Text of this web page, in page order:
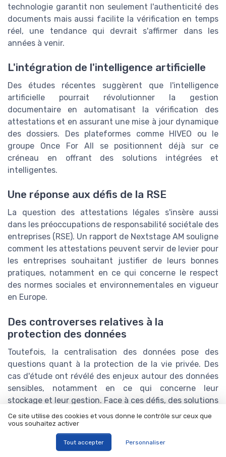
technologie garantit non seulement l'authenticité des
documents mais aussi facilite la vérification en temps
réel, une tendance qui devrait s'affirmer dans les
années à venir.
L'intégration de l'intelligence artificielle
Des études récentes suggèrent que l'intelligence
artificielle pourrait révolutionner la gestion
documentaire en automatisant la vérification des
attestations et en assurant une mise à jour dynamique
des dossiers. Des plateformes comme HIVEO ou le
groupe Once For All se positionnent déjà sur ce
créneau en offrant des solutions intégrées et
intelligentes.
Une réponse aux défis de la RSE
La question des attestations légales s'insère aussi
dans les préoccupations de responsabilité sociétale des
entreprises (RSE). Un rapport de Nextstage AM souligne
comment les attestations peuvent servir de levier pour
les entreprises souhaitant justifier de leurs bonnes
pratiques, notamment en ce qui concerne le respect
des normes sociales et environnementales en vigueur
en Europe.
Des controverses relatives à la
protection des données
Toutefois, la centralisation des données pose des
questions quant à la protection de la vie privée. Des
cas d'étude ont révélé des enjeux autour des données
sensibles, notamment en ce qui concerne leur
stockage et leur gestion. Face à ces défis, des solutions
hybrides pourraient émerger, combinant des
technologies de pointe et des pratiques respectueuses
des droits individuels.
Ce site utilise des cookies et vous donne le contrôle sur ceux que
vous souhaitez activer
Tout accepter Personnaliser